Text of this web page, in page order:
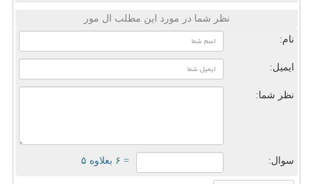
نظر شما در مورد این مطلب ال مور
نام:
ایمیل:
نظر شما:
سوال: = ۶ بعلاوه ۵